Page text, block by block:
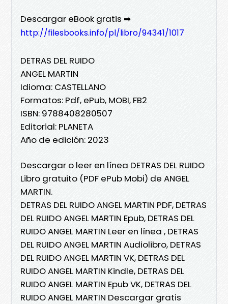
Descargar eBook gratis ➡
http://filesbooks.info/pl/libro/94341/1017
DETRAS DEL RUIDO
ANGEL MARTIN
Idioma: CASTELLANO
Formatos: Pdf, ePub, MOBI, FB2
ISBN: 9788408280507
Editorial: PLANETA
Año de edición: 2023
Descargar o leer en línea DETRAS DEL RUIDO
Libro gratuito (PDF ePub Mobi) de ANGEL
MARTIN.
DETRAS DEL RUIDO ANGEL MARTIN PDF, DETRAS
DEL RUIDO ANGEL MARTIN Epub, DETRAS DEL
RUIDO ANGEL MARTIN Leer en línea , DETRAS
DEL RUIDO ANGEL MARTIN Audiolibro, DETRAS
DEL RUIDO ANGEL MARTIN VK, DETRAS DEL
RUIDO ANGEL MARTIN Kindle, DETRAS DEL
RUIDO ANGEL MARTIN Epub VK, DETRAS DEL
RUIDO ANGEL MARTIN Descargar gratis